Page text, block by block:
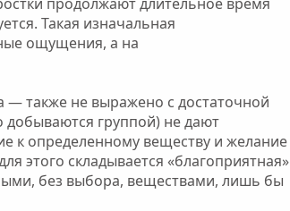
Такая изначальная
ощущения, а на
— также не выражено с достаточной
добываются группой) не дают
к определенному веществу и желание
этого складывается «благоприятная»
без выбора, веществами, лишь бы